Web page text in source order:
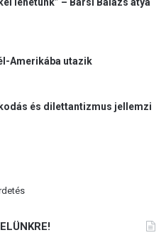
Amerikába utazik
és dilettantizmus jellemzi